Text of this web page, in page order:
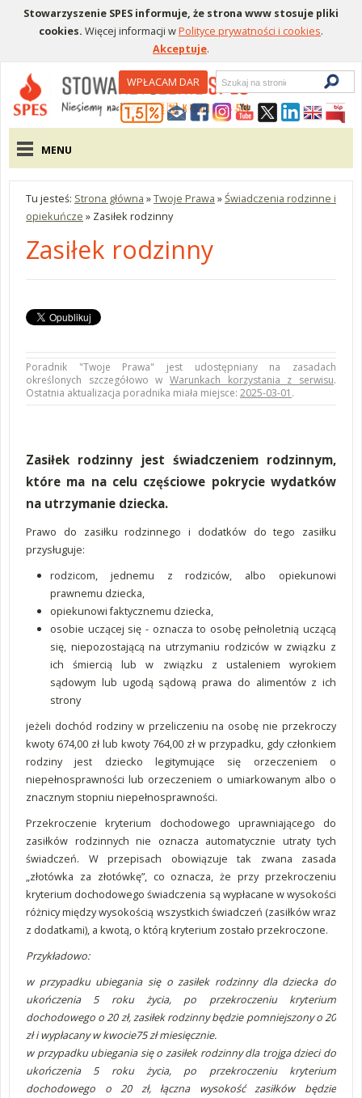
Stowarzyszenie SPES informuje, że strona www stosuje pliki
cookies. Więcej informacji wPolityce prywatności i cookies.
Akceptuje.
Menu pomocniczeWPŁACAM DAR
Wyszukiwarka
Menu główne
MENU
Tu jesteś: Strona główna »Twoje Prawa »Świadczenia rodzinne i
opiekuńcze » Zasiłek rodzinny
Zasiłek rodzinny
Zasiłek rodzinny jest świadczeniem rodzinnym,
które ma na celu częściowe pokrycie wydatków
na utrzymanie dziecka.
Prawo do zasiłku rodzinnego i dodatków do tego zasiłku
przysługuje:
rodzicom, jednemu z rodziców, albo opiekunowi
prawnemu dziecka,
opiekunowi faktycznemu dziecka,
osobie uczącej się - oznacza to osobę pełnoletnią uczącą
się, niepozostającą na utrzymaniu rodziców w związku z
ich śmiercią lub w związku z ustaleniem wyrokiem
sądowym lub ugodą sądową prawa do alimentów z ich
strony
jeżeli dochód rodziny w przeliczeniu na osobę nie przekroczy
kwoty 674,00 zł lub kwoty 764,00 zł w przypadku, gdy członkiem
rodziny jest dziecko legitymujące się orzeczeniem o
niepełnosprawności lub orzeczeniem o umiarkowanym albo o
znacznym stopniu niepełnosprawności.
Przekroczenie kryterium dochodowego uprawniającego do
zasiłków rodzinnych nie oznacza automatycznie utraty tych
świadczeń. W przepisach obowiązuje tak zwana zasada
„złotówka za złotówkę”, co oznacza, że przy przekroczeniu
kryterium dochodowego świadczenia są wypłacane w wysokości
różnicy między wysokością wszystkich świadczeń (zasiłków wraz
z dodatkami), a kwotą, o którą kryterium zostało przekroczone.
Przykładowo:
w przypadku ubiegania się o zasiłek rodzinny dla dziecka do
ukończenia 5 roku życia, po przekroczeniu kryterium
dochodowego o 20 zł, zasiłek rodzinny będzie pomniejszony o 20
zł i wypłacany w kwocie75 zł miesięcznie.
w przypadku ubiegania się o zasiłek rodzinny dla trojga dzieci do
ukończenia 5 roku życia, po przekroczeniu kryterium
dochodowego o 20 zł, łączna wysokość zasiłków będzie
Poradnik "Twoje Prawa" jest udostępniany na zasadach
określonych szczegółowo w Warunkach korzystania z serwisu.
Ostatnia aktualizacja poradnika miała miejsce: 2025-03-01 .